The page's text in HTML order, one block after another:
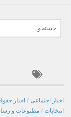
برای:
اخبار اجتماعی / اخبار
انتخابات / مطبوعات و